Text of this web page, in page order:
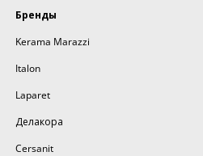
Бренды
Kerama Marazzi
Italon
Laparet
Делакора
Cersanit